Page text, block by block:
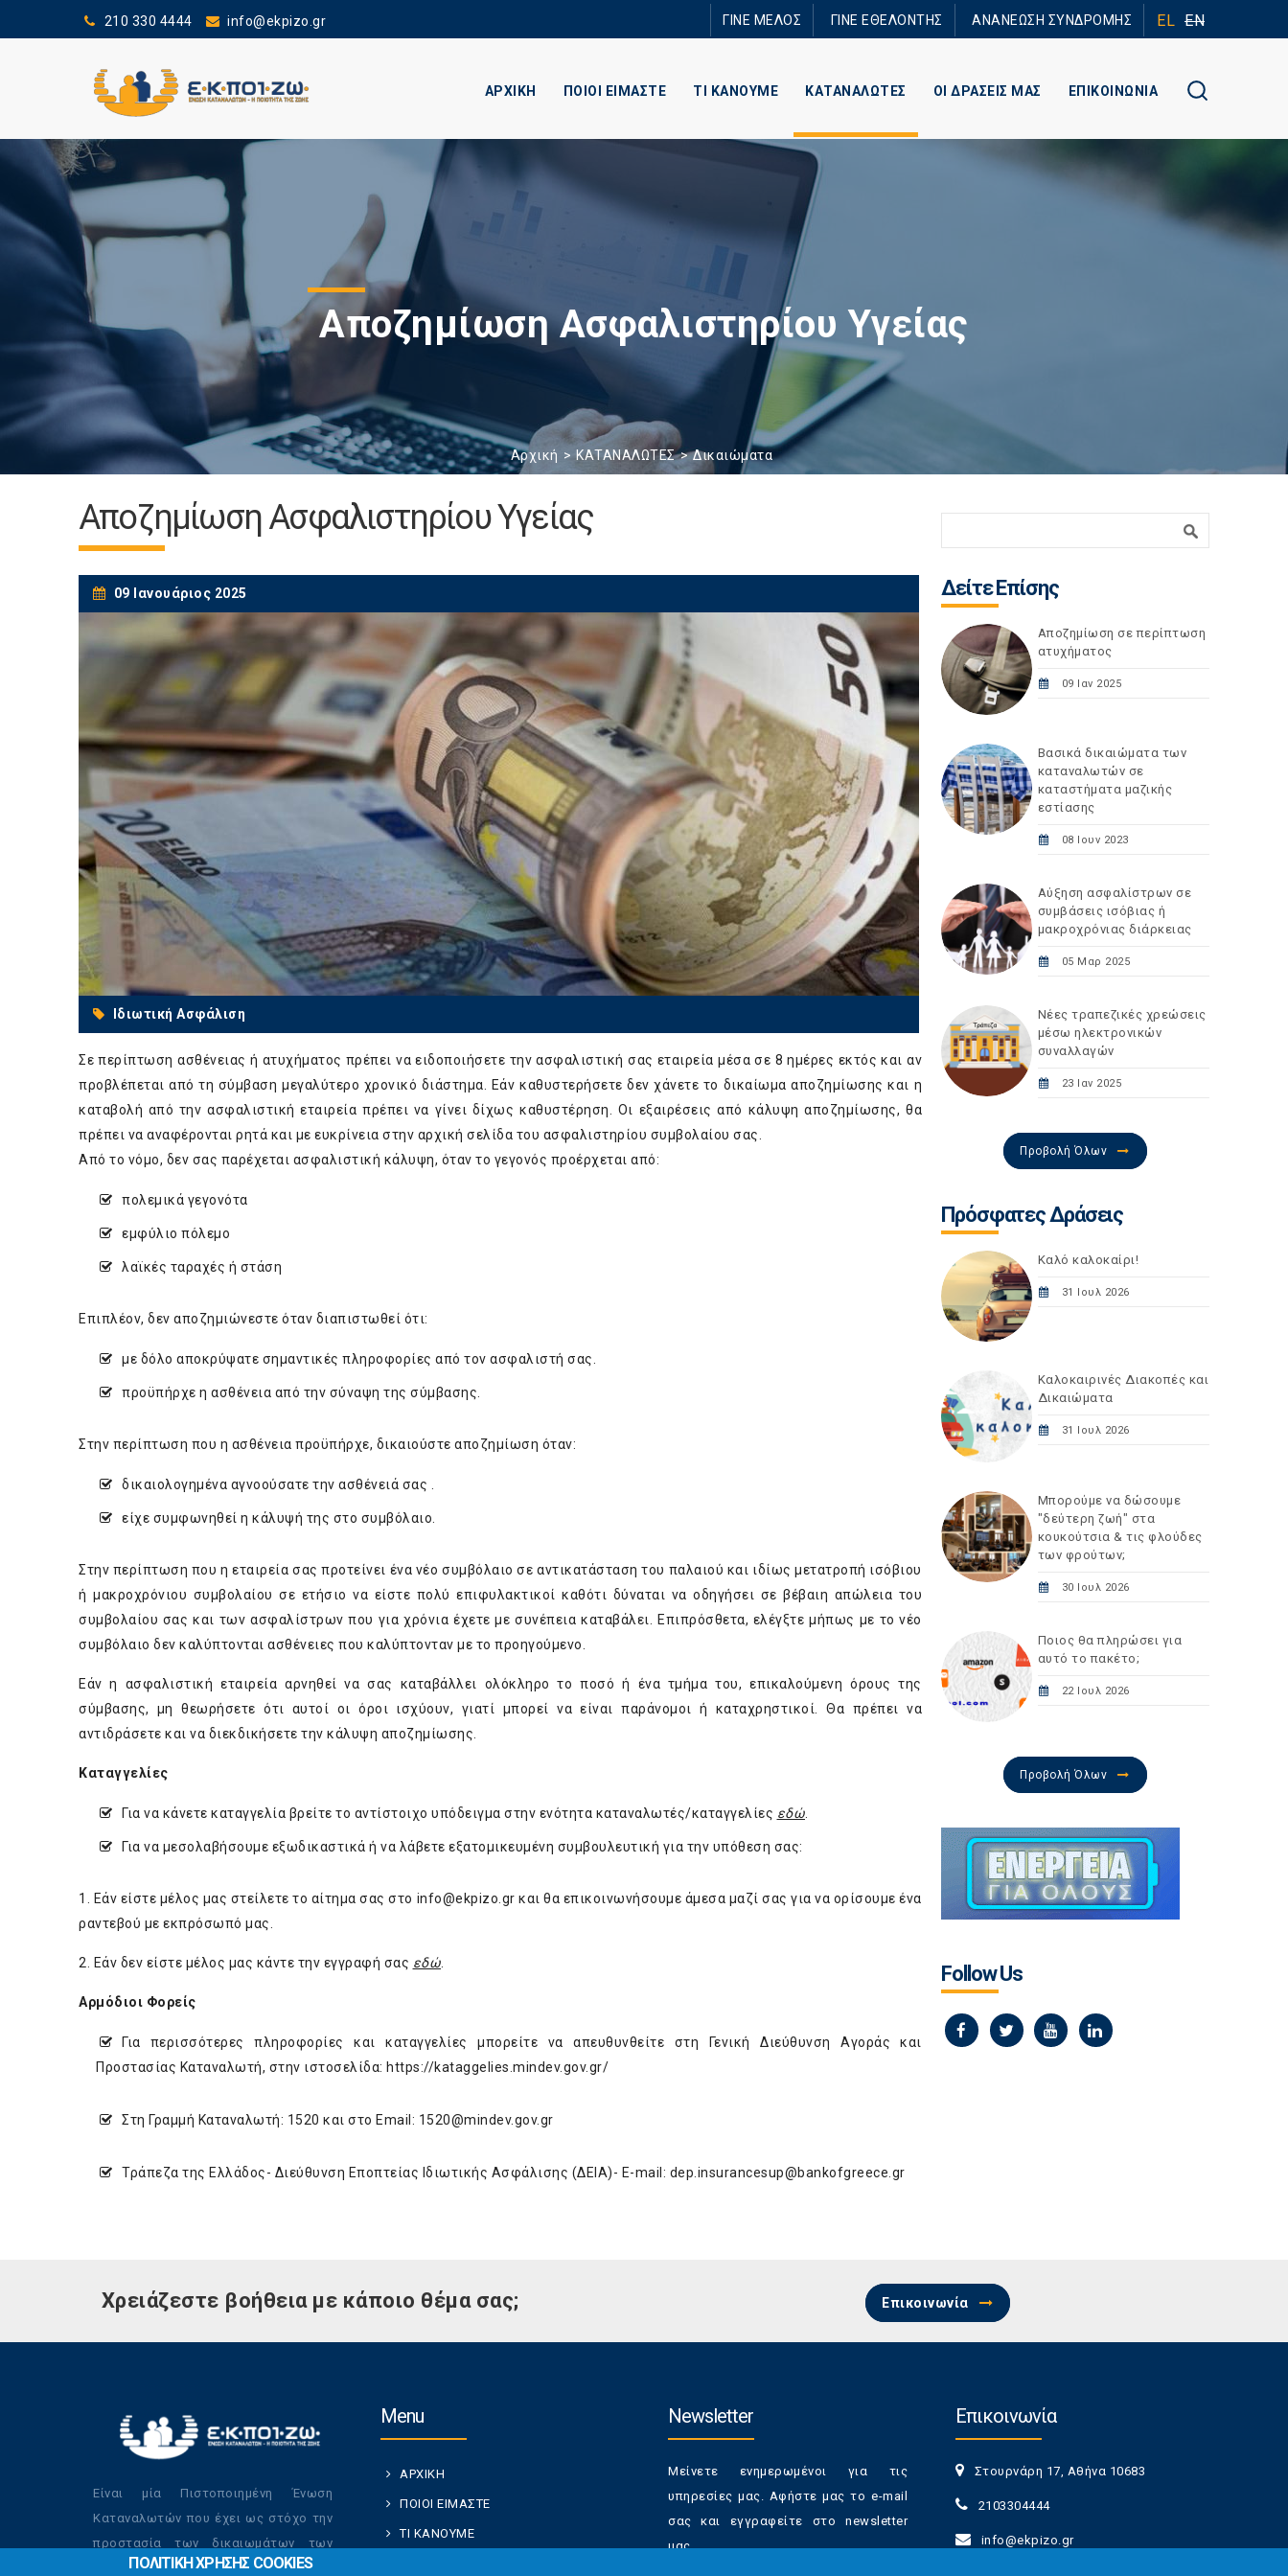
210 330 4444 info@ekpizo.gr ΓΙΝΕ ΜΕΛΟΣ ΓΙΝΕ ΕΘΕΛΟΝΤΗΣ ΑΝΑΝΕΩΣΗ ΣΥΝΔΡΟΜΗΣ EL EN
ΑΡΧΙΚΗ ΠΟΙΟΙ ΕΙΜΑΣΤΕ ΤΙ ΚΑΝΟΥΜΕ ΚΑΤΑΝΑΛΩΤΕΣ ΟΙ ΔΡΑΣΕΙΣ ΜΑΣ ΕΠΙΚΟΙΝΩΝΙΑ
Αποζημίωση Ασφαλιστηρίου Υγείας
Αρχική ΚΑΤΑΝΑΛΩΤΕΣ Δικαιώματα
Αποζημίωση Ασφαλιστηρίου Υγείας
09 Ιανουάριος 2025
Ιδιωτική Ασφάλιση
Σε περίπτωση ασθένειας ή ατυχήματος πρέπει να ειδοποιήσετε την ασφαλιστική σας εταιρεία μέσα σε 8 ημέρες εκτός και αν
προβλέπεται από τη σύμβαση μεγαλύτερο χρονικό διάστημα. Εάν καθυστερήσετε δεν χάνετε το δικαίωμα αποζημίωσης και η
καταβολή από την ασφαλιστική εταιρεία πρέπει να γίνει δίχως καθυστέρηση. Οι εξαιρέσεις από κάλυψη αποζημίωσης, θα
πρέπει να αναφέρονται ρητά και με ευκρίνεια στην αρχική σελίδα του ασφαλιστηρίου συμβολαίου σας.
Από το νόμο, δεν σας παρέχεται ασφαλιστική κάλυψη, όταν το γεγονός προέρχεται από:
πολεμικά γεγονότα
εμφύλιο πόλεμο
λαϊκές ταραχές ή στάση
Επιπλέον, δεν αποζημιώνεστε όταν διαπιστωθεί ότι:
με δόλο αποκρύψατε σημαντικές πληροφορίες από τον ασφαλιστή σας.
προϋπήρχε η ασθένεια από την σύναψη της σύμβασης.
Στην περίπτωση που η ασθένεια προϋπήρχε, δικαιούστε αποζημίωση όταν:
δικαιολογημένα αγνοούσατε την ασθένειά σας .
είχε συμφωνηθεί η κάλυψή της στο συμβόλαιο.
Στην περίπτωση που η εταιρεία σας προτείνει ένα νέο συμβόλαιο σε αντικατάσταση του παλαιού και ιδίως μετατροπή ισόβιου
ή μακροχρόνιου συμβολαίου σε ετήσιο να είστε πολύ επιφυλακτικοί καθότι δύναται να οδηγήσει σε βέβαιη απώλεια του
συμβολαίου σας και των ασφαλίστρων που για χρόνια έχετε με συνέπεια καταβάλει. Επιπρόσθετα, ελέγξτε μήπως με το νέο
συμβόλαιο δεν καλύπτονται ασθένειες που καλύπτονταν με το προηγούμενο.
Εάν η ασφαλιστική εταιρεία αρνηθεί να σας καταβάλλει ολόκληρο το ποσό ή ένα τμήμα του, επικαλούμενη όρους της
σύμβασης, μη θεωρήσετε ότι αυτοί οι όροι ισχύουν, γιατί μπορεί να είναι παράνομοι ή καταχρηστικοί. Θα πρέπει να
αντιδράσετε και να διεκδικήσετε την κάλυψη αποζημίωσης.
Καταγγελίες
Για να κάνετε καταγγελία βρείτε το αντίστοιχο υπόδειγμα στην ενότητα καταναλωτές/καταγγελίες εδώ
Για να μεσολαβήσουμε εξωδικαστικά ή να λάβετε εξατομικευμένη συμβουλευτική για την υπόθεση σας:
1. Εάν είστε μέλος μας στείλετε το αίτημα σας στο info@ekpizo.gr και θα επικοινωνήσουμε άμεσα μαζί σας για να ορίσουμε ένα
ραντεβού με εκπρόσωπό μας.
2. Εάν δεν είστε μέλος μας κάντε την εγγραφή σας εδώ
Αρμόδιοι Φορείς
Για περισσότερες πληροφορίες και καταγγελίες μπορείτε να απευθυνθείτε στη Γενική Διεύθυνση Αγοράς και
Προστασίας Καταναλωτή, στην ιστοσελίδα: https://kataggelies.mindev.gov.gr/
Στη Γραμμή Καταναλωτή: 1520 και στο Email: 1520@mindev.gov.gr
Τράπεζα της Ελλάδος- Διεύθυνση Εποπτείας Ιδιωτικής Ασφάλισης (ΔΕΙΑ)- E-mail: dep.insurancesup@bankofgreece.gr
Δείτε Επίσης
Αποζημίωση σε περίπτωση
ατυχήματος
09 Ιαν 2025
Βασικά δικαιώματα των
καταναλωτών σε
καταστήματα μαζικής
εστίασης
08 Ιουν 2023
Αύξηση ασφαλίστρων σε
συμβάσεις ισόβιας ή
μακροχρόνιας διάρκειας
05 Μαρ 2025
Νέες τραπεζικές χρεώσεις
μέσω ηλεκτρονικών
συναλλαγών
23 Ιαν 2025
Προβολή Όλων
Πρόσφατες Δράσεις
Καλό καλοκαίρι!
31 Ιουλ 2026
Καλοκαιρινές Διακοπές και
Δικαιώματα
31 Ιουλ 2026
Μπορούμε να δώσουμε
"δεύτερη ζωή" στα
κουκούτσια & τις φλούδες
των φρούτων;
30 Ιουλ 2026
Ποιος θα πληρώσει για
αυτό το πακέτο;
22 Ιουλ 2026
Προβολή Όλων
Follow Us
Χρειάζεστε βοήθεια με κάποιο θέμα σας; Επικοινωνία
Είναι μία Πιστοποιημένη Ένωση
Καταναλωτών που έχει ως στόχο την
προστασία των δικαιωμάτων των
καταναλωτών και την βελτίωση της
Menu
ΑΡΧΙΚΗ
ΠΟΙΟΙ ΕΙΜΑΣΤΕ
ΤΙ ΚΑΝΟΥΜΕ
Newsletter
Μείνετε ενημερωμένοι για τις
υπηρεσίες μας. Αφήστε μας το e-mail
σας και εγγραφείτε στο newsletter
μας.
Επικοινωνία
Στουρνάρη 17, Αθήνα 10683
2103304444
info@ekpizo.gr
ΠΟΛΙΤΙΚΗ ΧΡΗΣΗΣ COOKIES